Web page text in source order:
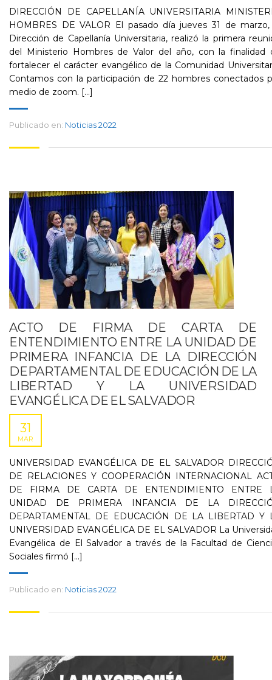
DIRECCIÓN DE CAPELLANÍA UNIVERSITARIA
HOMBRES DE VALOR El pasado día jueves 31 de
Dirección de Capellanía Universitaria, realizó la primera
del Ministerio Hombres de Valor del año, con la finalidad
fortalecer el carácter evangélico de la Comunidad
Contamos con la participación de 22 hombres conectados
medio de zoom. [...]
Publicado en: Noticias 2022
ACTO DE FIRMA DE CARTA DE
ENTENDIMIENTO ENTRE LA UNIDAD DE
PRIMERA INFANCIA DE LA DIRECCIÓN
DEPARTAMENTAL DE EDUCACIÓN DE LA
LIBERTAD Y LA UNIVERSIDAD
EVANGÉLICA DE EL SALVADOR
31
MAR
UNIVERSIDAD EVANGÉLICA DE EL SALVADOR
DE RELACIONES Y COOPERACIÓN INTERNACIONAL
DE FIRMA DE CARTA DE ENTENDIMIENTO ENTRE
UNIDAD DE PRIMERA INFANCIA DE LA
DEPARTAMENTAL DE EDUCACIÓN DE LA LIBERTAD Y
UNIVERSIDAD EVANGÉLICA DE EL SALVADOR La
Evangélica de El Salvador a través de la Facultad de
Sociales firmó [...]
Publicado en: Noticias 2022